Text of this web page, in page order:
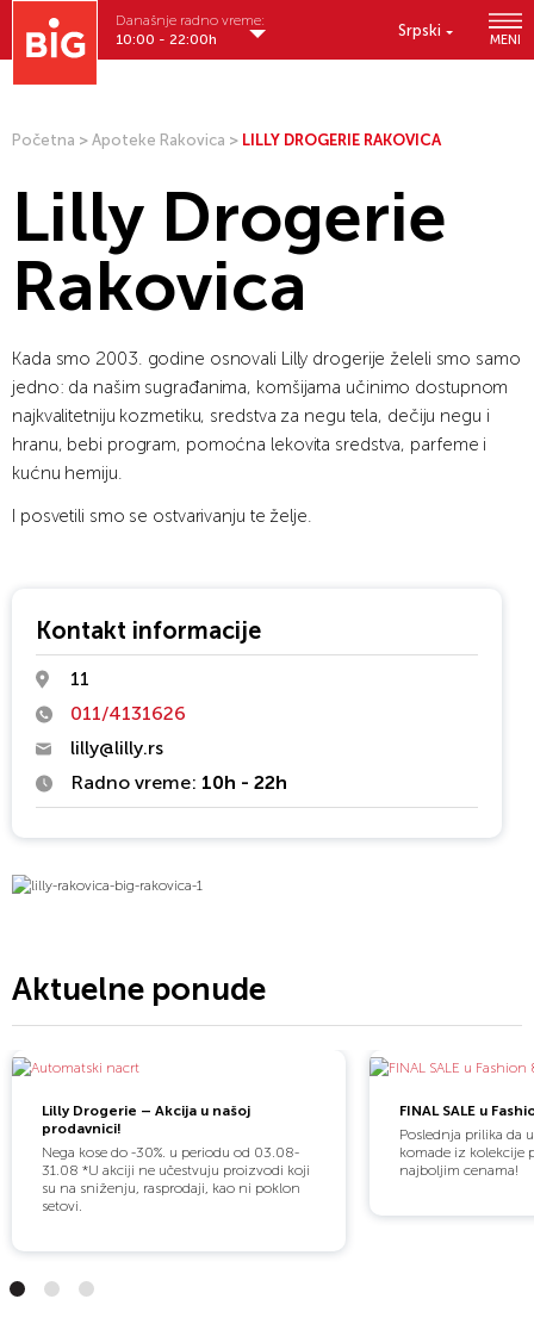
Srpski
MENI
Današnje radno vreme:
10:00 - 22:00h
Početna > Apoteke Rakovica > LILLY DROGERIE RAKOVICA
Lilly Drogerie
Rakovica
Kada smo 2003. godine osnovali Lilly drogerije želeli smo samo
jedno: da našim sugrađanima, komšijama učinimo dostupnom
najkvalitetniju kozmetiku, sredstva za negu tela, dečiju negu i
hranu, bebi program, pomoćna lekovita sredstva, parfeme i
kućnu hemiju.
I posvetili smo se ostvarivanju te želje.
Kontakt informacije
11
011/4131626
lilly@lilly.rs
Radno vreme: 10h - 22h
Aktuelne ponude
Lilly Drogerie – Akcija u našoj
prodavnici!
Nega kose do -30%. u periodu od 03.08-
31.08 *U akciji ne učestvuju proizvodi koji
su na sniženju, rasprodaji, kao ni poklon
setovi.
FINAL SALE u
Poslednja prilika da
komade iz kolekcije
najboljim cenama!